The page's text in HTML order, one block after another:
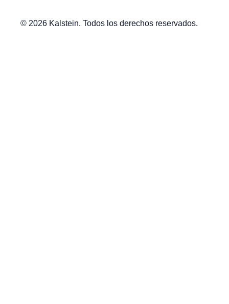
© 2026 Kalstein. Todos los derechos reservados.